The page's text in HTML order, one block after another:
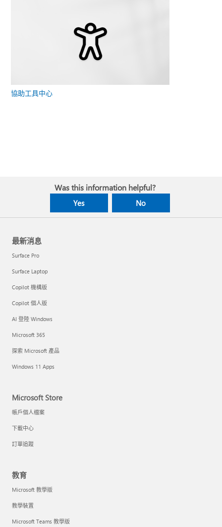
協助工具中心
Was this information helpful?
Yes No
最新消息
Surface Pro
Surface Laptop
Copilot 機構版
Copilot 個人版
AI 登陸 Windows
Microsoft 365
探索 Microsoft 產品
Windows 11 Apps
Microsoft Store
帳戶個人檔案
下載中心
訂單追蹤
教育
Microsoft 教學版
教學裝置
Microsoft Teams 教學版